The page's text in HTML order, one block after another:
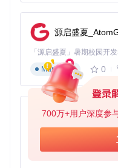
700万+用户深度参
源启盛夏
Markdown
0
py-xiaozhi
Python
0